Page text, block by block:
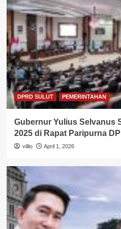
DPRD SULUT PEMERINTAHAN
Gubernur Yulius Selvanus
2025 di Rapat Paripurna
villio April 1, 2026